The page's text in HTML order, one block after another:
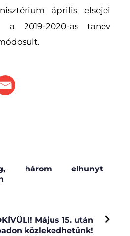
április elsejei
a 2019-2020-as tanév
három elhunyt
Május 15. után
közlekedhetünk!